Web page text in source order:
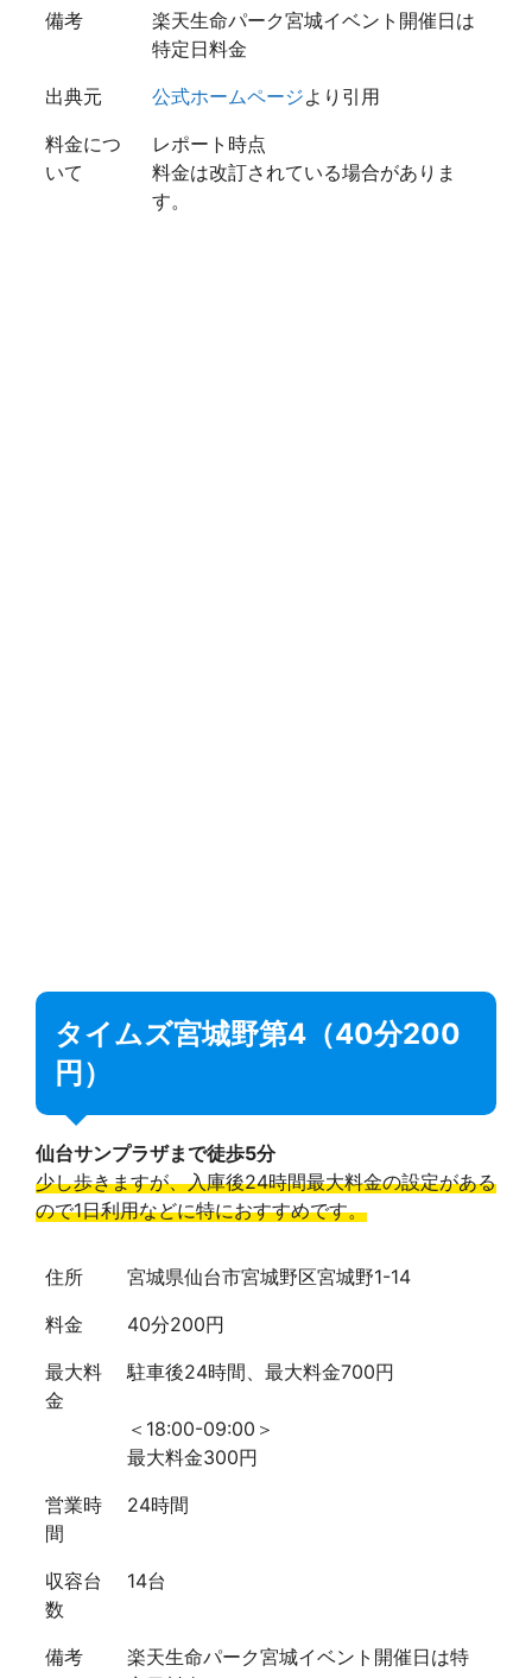
備考
楽天生命パーク宮城イベント開催日は
特定日料金
出典元
公式ホームページより引用
料金につ
いて
レポート時点
料金は改訂されている場合がありま
す。
タイムズ宮城野第4（40分200
円）
仙台サンプラザまで徒歩5分
少し歩きますが、入庫後24時間最大料金の設定がある
ので1日利用などに特におすすめです。
住所
宮城県仙台市宮城野区宮城野1-14
料金
40分200円
最大料
金
駐車後24時間、最大料金700円
＜18:00-09:00＞
最大料金300円
営業時
間
24時間
収容台
数
14台
備考
楽天生命パーク宮城イベント開催日は特